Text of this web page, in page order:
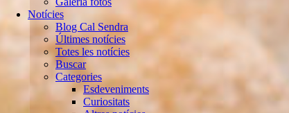
Notícies
Blog Cal Sendra
Últimes notícies
Totes les notícies
Buscar
Categories
Esdeveniments
Curiositats